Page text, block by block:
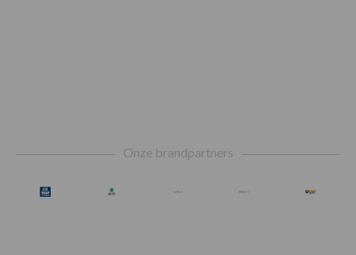
Onze brandpartners